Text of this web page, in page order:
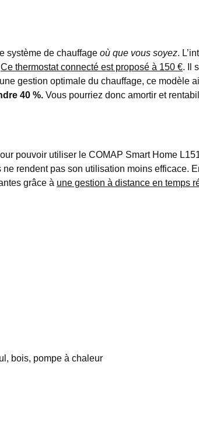
système de chauffage où que vous soyez.
Ce thermostat connecté est proposé à 150 €. Il
gestion optimale du chauffage, ce modèle
40 %. Vous pourriez donc amortir et
pouvoir utiliser le COMAP Smart Home
rendent pas son utilisation moins efficace.
grâce à une gestion à distance en temps
bois, pompe à chaleur